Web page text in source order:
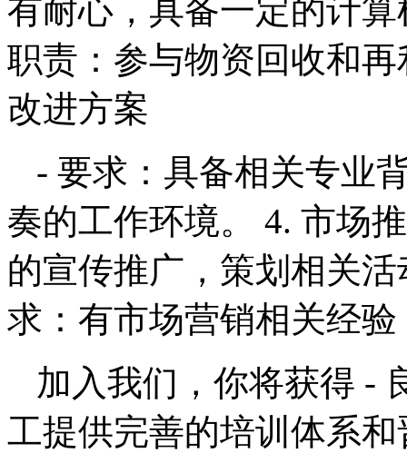
有耐心，具备一定的计
职责：参与物资回收和
改进方案
- 要求：具备相关专业
奏的工作环境。 4. 市场
的宣传推广，策划相关
求：有市场营销相关经
加入我们，你将获得 -
工提供完善的培训体系